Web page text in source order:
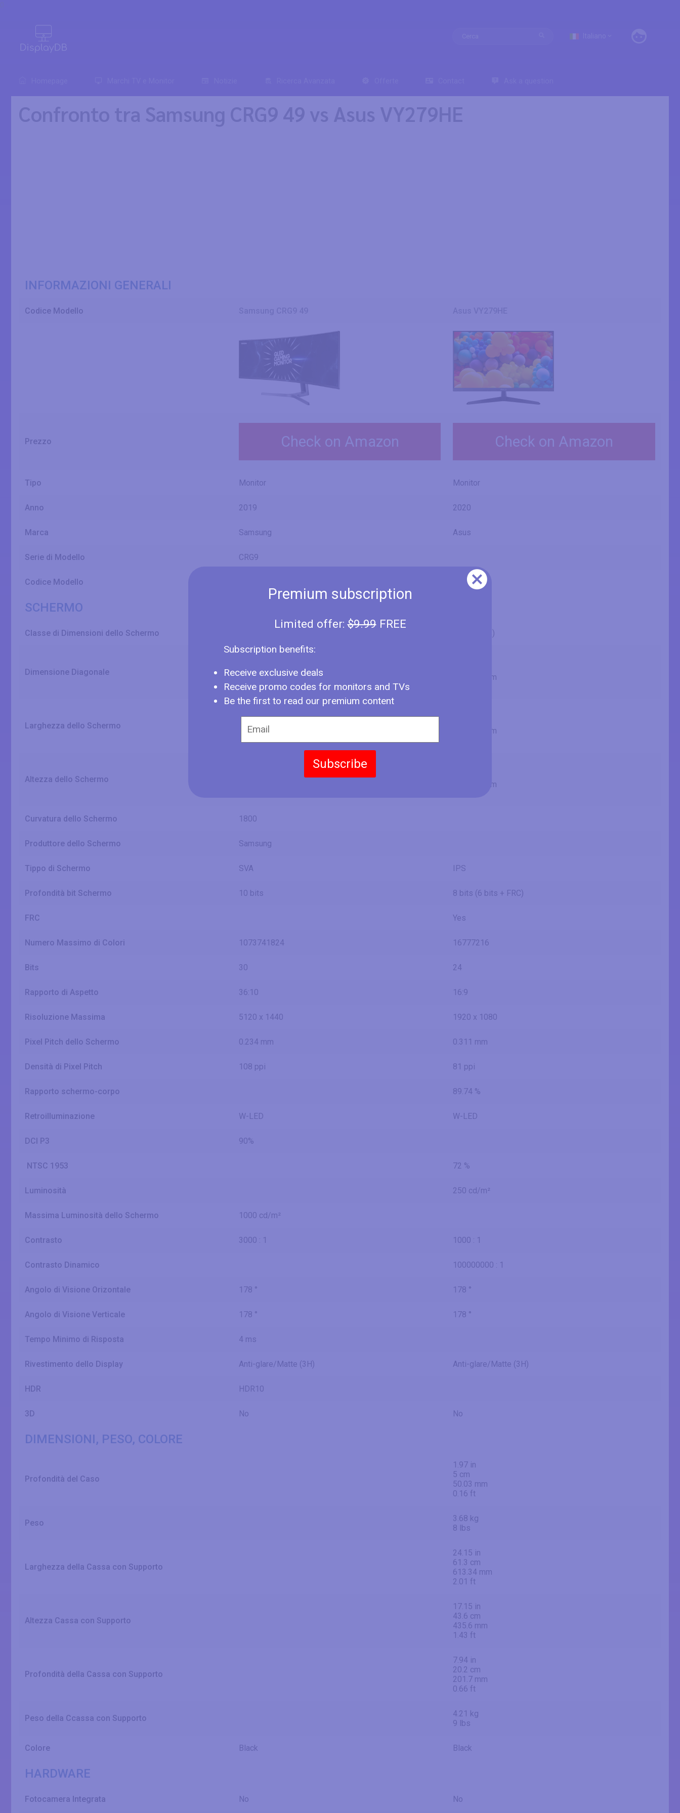
Premium subscription
Limited offer:$9.99FREE
Subscription benefits:
Receive exclusive deals
Receive promo codes for monitors and TVs
Be the first to read our premium content
Subscribe
Confronto tra Samsung CRG9 49 vs Asus VY279HE
INFORMAZIONI GENERALI
Codice Modello
Prezzo Check on Amazon Check on Amazon
Tipo Monitor Monitor
Anno 2019 2020
Marca Samsung Asus
Serie di Modello CRG9
Codice Modello VY279HE
SCHERMO
Classe di Dimensioni dello Schermo 27" (inches)
Dimensione Diagonale
124.5 cm
1244.6 mm
4.08 ft
685.985 mm
Larghezza dello Schermo
1198.08 mm
3.93 ft
597.888 mm
Altezza dello Schermo
336.312 mm
Curvatura dello Schermo 1800
Produttore dello Schermo Samsung
Tippo di Schermo SVA IPS
Profondità bit Schermo 10 bits 8 bits (6 bits + FRC)
FRC Yes
Numero Massimo di Colori 1073741824 16777216
Bits 30 24
Rapporto di Aspetto 36:10 16:9
Risoluzione Massima 5120 x 1440 1920 x 1080
Pixel Pitch dello Schermo 0.234 mm 0.311 mm
Densità di Pixel Pitch 108 ppi 81 ppi
Rapporto schermo-corpo 89.74 %
Retroilluminazione W-LED W-LED
DCI P3 90%
NTSC 1953 72 %
Luminosità 250 cd/m²
Massima Luminosità dello Schermo 1000 cd/m²
Contrasto 3000 : 1 1000 : 1
Contrasto Dinamico 100000000 : 1
Angolo di Visione Orizontale 178 ° 178 °
Angolo di Visione Verticale 178 ° 178 °
Tempo Minimo di Risposta 4 ms
Rivestimento dello Display Anti-glare/Matte (3H) Anti-glare/Matte (3H)
HDR HDR10
3D No No
DIMENSIONI, PESO, COLORE
Profondità del Caso
1.97 in
5 cm
50.03 mm
0.16 ft
Peso
3.68 kg
8 lbs
Larghezza della Cassa con Supporto
24.15 in
61.3 cm
613.34 mm
2.01 ft
Altezza Cassa con Supporto
17.15 in
43.6 cm
435.6 mm
1.43 ft
Profondità della Cassa con Supporto
7.94 in
20.2 cm
201.7 mm
0.66 ft
Peso della Ccassa con Supporto
4.21 kg
9 lbs
Colore Black Black
HARDWARE
Fotocamera Integrata No No